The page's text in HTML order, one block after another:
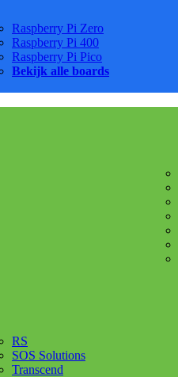
Raspberry Pi Zero
Raspberry Pi 400
Raspberry Pi Pico
Bekijk alle boards
RS
SOS Solutions
Transcend